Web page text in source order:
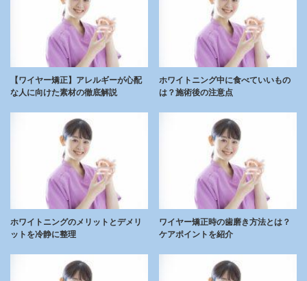
【ワイヤー矯正】アレルギーが心配
な人に向けた素材の徹底解説
ホワイトニング中に食べていいもの
は？施術後の注意点
ホワイトニングのメリットとデメリ
ットを冷静に整理
ワイヤー矯正時の歯磨き方法とは？
ケアポイントを紹介